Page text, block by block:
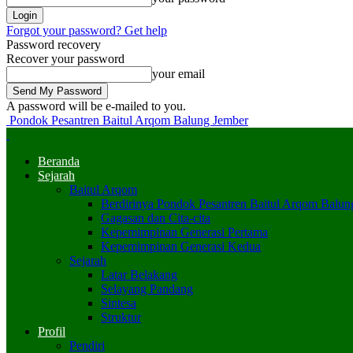
Forgot your password? Get help
Password recovery
Recover your password
your email
A password will be e-mailed to you.
Pondok Pesantren Baitul Arqom Balung Jember
Beranda
Sejarah
Baitul Arqom
Berdirinya Pondok Pesantren Baitul Arqom
Gagasan dan Cita-cita
Kepemimpinan Generasi Pertama
Kepemimpinan Generasi Kedua
Sejarah
Latar Belakang
Selayang Pandang
Sintesa
Struktur
Profil
Pendiri